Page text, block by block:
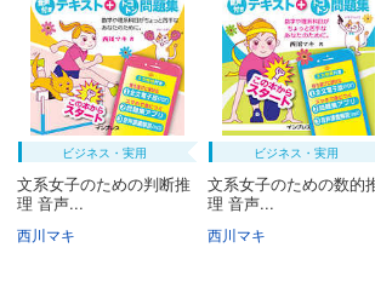
ビジネス・実用
文系女子のための判断推
理 音声...
西川マキ
ビジネス・実用
文系女子のための数的
理 音声...
西川マキ